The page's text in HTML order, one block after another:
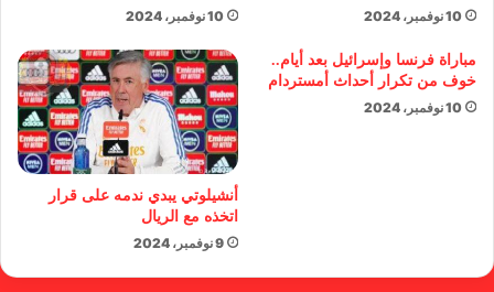
10 نوفمبر، 2024
10 نوفمبر، 2024
مباراة فرنسا وإسرائيل بعد أيام..
خوف من تكرار أحداث أمستردام
10 نوفمبر، 2024
أنشيلوتي يبدي ندمه على قرار
اتخذه مع الريال
9 نوفمبر، 2024